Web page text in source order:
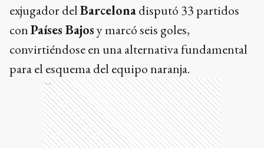
exjugador delBarcelonadisputó 33 partidos
conPaíses Bajosy marcó seis goles,
convirtiéndose en una alternativa fundamental
para el esquema del equipo naranja.
Ads